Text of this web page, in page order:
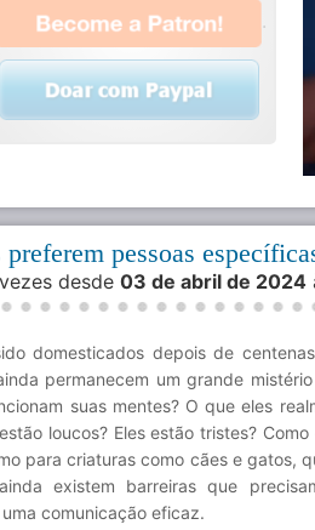
.
pessoas
desde 03 de abril de 2024
domesticados depois de
permanecem um grande
suas mentes? O que eles
loucos? Eles estão tristes?
para criaturas como cães e gatos,
existem barreiras que
comunicação eficaz.